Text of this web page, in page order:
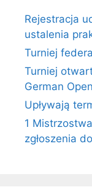
Rejestracja
ustalenia
Turniej
Turniej
German
Upływają
1
zgłoszenia